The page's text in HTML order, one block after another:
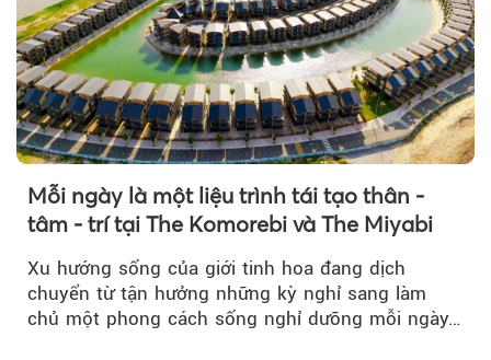
Mỗi ngày là một liệu trình tái tạo thân -
tâm - trí tại The Komorebi và The Miyabi
Xu hướng sống của giới tinh hoa đang dịch
chuyển từ tận hưởng những kỳ nghỉ sang làm
chủ một phong cách sống nghỉ dưỡng mỗi ngày…